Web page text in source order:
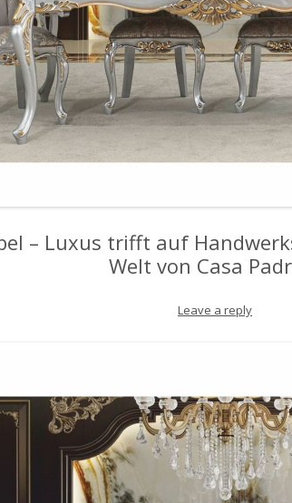
– Luxus trifft auf
Welt von Casa
Leave a reply